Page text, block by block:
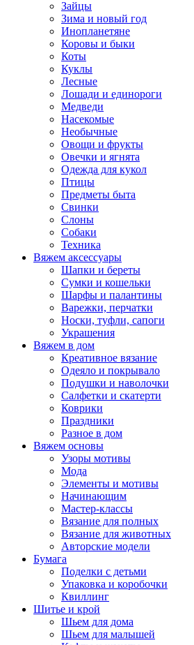
Зайцы
Зима и новый год
Инопланетяне
Коровы и быки
Коты
Куклы
Лесные
Лошади и единороги
Медведи
Насекомые
Необычные
Овощи и фрукты
Овечки и ягнята
Одежда для кукол
Птицы
Предметы быта
Свинки
Слоны
Собаки
Техника
Вяжем аксессуары
Шапки и береты
Сумки и кошельки
Шарфы и палантины
Варежки, перчатки
Носки, туфли, сапоги
Украшения
Вяжем в дом
Креативное вязание
Одеяло и покрывало
Подушки и наволочки
Салфетки и скатерти
Коврики
Праздники
Разное в дом
Вяжем основы
Узоры мотивы
Мода
Элементы и мотивы
Начинающим
Мастер-классы
Вязание для полных
Вязание для животных
Авторские модели
Бумага
Поделки с детьми
Упаковка и коробочки
Квиллинг
Шитье и крой
Шьем для дома
Шьем для малышей